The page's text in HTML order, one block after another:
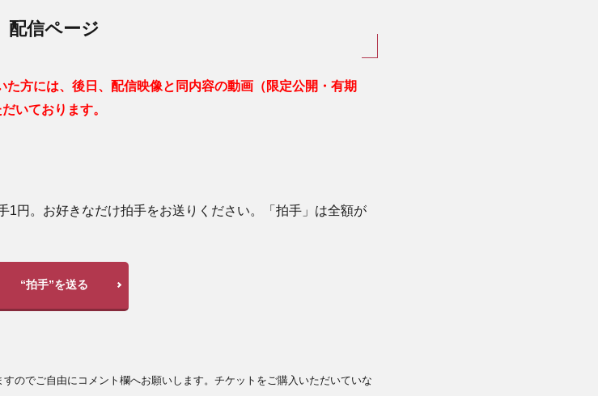
配信ページ
方には、後日、配信映像と同内容の動画（限定公開・有期
いております。
1円。お好きなだけ拍手をお送りください。「拍手」は全額が
“拍手”を送る
のでご自由にコメント欄へお願いします。 チケットをご購入いただいていな